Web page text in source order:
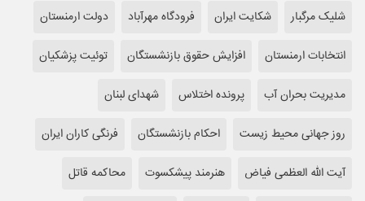
شلیک مرگبار شکایت ایران فرودگاه مهر‌آباد
دولت ارمنستان
انتخابات ارمنستان
افزایش حقوق بازنشستگان
توئیت پزشکیان
مدیریت بحران آب
پرونده اختلاس
شهدای لبنان
روز جهانی محیط زیست
احکام بازنشستگان
فرنگی کاران ایران
آیت الله العظمی فیاض
هنرمند پیشکسوت
محاکمه قاتل